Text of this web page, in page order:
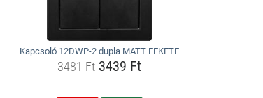
Kapcsoló 12DWP-2 dupla MATT FEKETE
3481 Ft3439 Ft